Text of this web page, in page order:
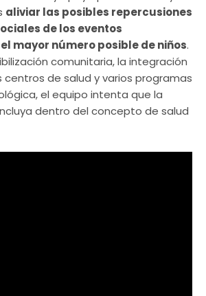
aliviar las posibles repercusiones
de los eventos
mayor número posible de niños.
comunitaria, la integración
de salud y varios programas
el equipo intenta que la
dentro del concepto de salud